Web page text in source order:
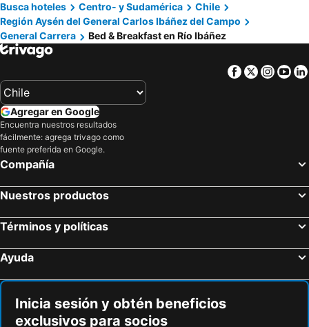
Busca hoteles Centro- y Sudamérica
Chile
Región Aysén del General Carlos Ibáñez del Campo
General Carrera
Bed & Breakfast en Río Ibáñez
Facebook
Twitter
Agregar en Google
Encuentra nuestros resultados
fácilmente: agrega trivago como
fuente preferida en Google.
Compañía
Nuestros productos
Términos y políticas
Ayuda
Inicia sesión y obtén beneficios
exclusivos para socios